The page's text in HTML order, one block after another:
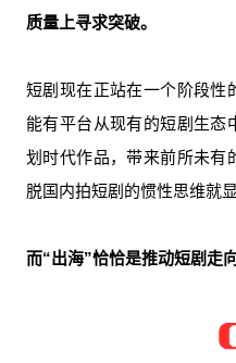
质量上寻求突破。
短剧现在正站在一个阶段性
能有平台从现有的短剧生态
划时代作品，带来前所未有
脱国内拍短剧的惯性思维就
而“出海”恰恰是推动短剧走